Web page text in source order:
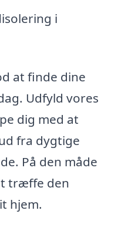
i
at finde dine
Udfyld vores
dig med at
fra dygtige
På den måde
træffe den
hjem.